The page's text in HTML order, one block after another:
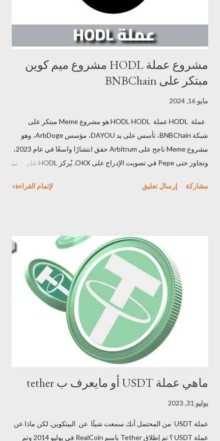
مشروع عملة HODL مشروع ميم كوين
مبتكر على BNBChain
مايو 16, 2024
عملة HODL عملة HODL HODL هو مشروع Meme مبتكر على
شبكة BNBChain، تأسس على يد DAYOU، مؤسس ArbDoge، وهو
مشروع Meme ناجح على Arbitrum حقق انتشارًا واسعًا في عام 2023،
وتجاوز حتى Pepe في تصويت الإدراج على OKX. يُركز HODL على
فريق ذو خبرة: يتمتع فريق HODL بخبرة واسعة في مجال العملات
بمجتمع نشط وحيوي من الداعمين الذين يؤمنون برؤية المشروع. خطة
طريق واضحة: يمتلك HODL خطة طريق واضحة محددة وأهدافه
المستقبلية. الاستثمار في عملة HODL إمكانية نمو عالية: يتمتع HODL
بإمكانية نمو عالية نظرًا لفريق العمل الموهوب، وتركيزه على مكافأة
حاملي العملة، ومجتمعه النشط. فرصة للانضمام إلى مجتمع متميز: يوفر
HODL فرصة للانضمام إلى مجتمع متميز من الداعمين الذين يؤمنون
برؤية المشروع. المساهمة في مشروع مبتكر: HODL هو مشروع م...
مشاركة إرسال تعليق لإتمام القراءة»
ماهي عملة USDT أو مايعرف ب tether
يوليو 31, 2023
عملة USDT من المحتمل أنك سمعت شيئًا عن البيتكوين. لكن ماذا عن
عملة USDT ؟ تم إطلاق Tether باسم RealCoin في يوليو 2014 وتم